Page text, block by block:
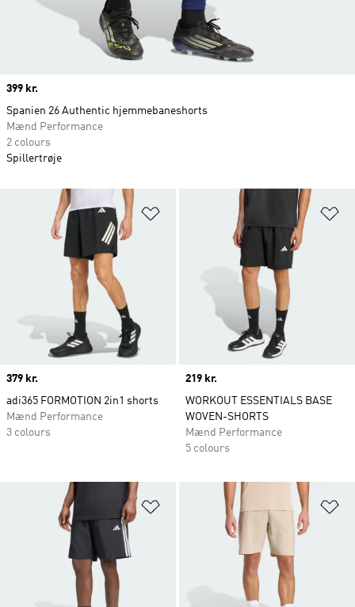
Føj til ønskeliste
Price
379 kr.
adi365 FORMOTION 2in1 shorts
Mænd Performance
3 colours
Price
219 kr.
WORKOUT ESSENTIALS BASE
WOVEN-SHORTS
Mænd Performance
5 colours
Føj til ønskeliste
Price
399 kr.
Spanien 26 Authentic hjemmebaneshorts
Mænd Performance
2 colours
Spillertrøje